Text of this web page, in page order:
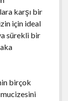
karşı bir
için ideal
sürekli bir
birçok